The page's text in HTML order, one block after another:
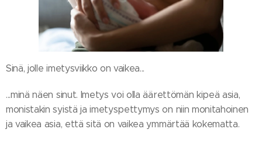
Sinä, jolle imetysviikko on vaikea...
...minä näen sinut. Imetys voi olla äärettömän kipeä asia,
monistakin syistä ja imetyspettymys on niin monitahoinen
ja vaikea asia, että sitä on vaikea ymmärtää kokematta.